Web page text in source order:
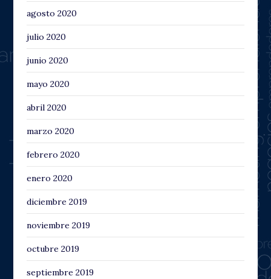
agosto 2020
julio 2020
junio 2020
mayo 2020
abril 2020
marzo 2020
febrero 2020
enero 2020
diciembre 2019
noviembre 2019
octubre 2019
septiembre 2019